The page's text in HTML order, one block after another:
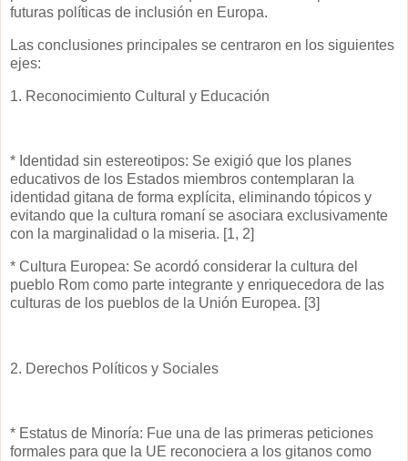
futuras políticas de inclusión en Europa.
Las conclusiones principales se centraron en los siguientes
ejes:
1. Reconocimiento Cultural y Educación
* Identidad sin estereotipos: Se exigió que los planes
educativos de los Estados miembros contemplaran la
identidad gitana de forma explícita, eliminando tópicos y
evitando que la cultura romaní se asociara exclusivamente
con la marginalidad o la miseria. [1, 2]
* Cultura Europea: Se acordó considerar la cultura del
pueblo Rom como parte integrante y enriquecedora de las
culturas de los pueblos de la Unión Europea. [3]
2. Derechos Políticos y Sociales
* Estatus de Minoría: Fue una de las primeras peticiones
formales para que la UE reconociera a los gitanos como